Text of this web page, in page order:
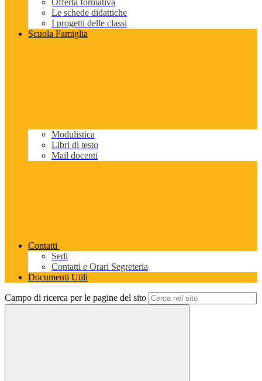
Offerta formativa
Le schede didattiche
I progetti delle classi
Scuola Famiglia
Modulistica
Libri di testo
Mail docenti
Contatti
Sedi
Contatti e Orari Segreteria
Documenti Utili
Campo di ricerca per le pagine del sito